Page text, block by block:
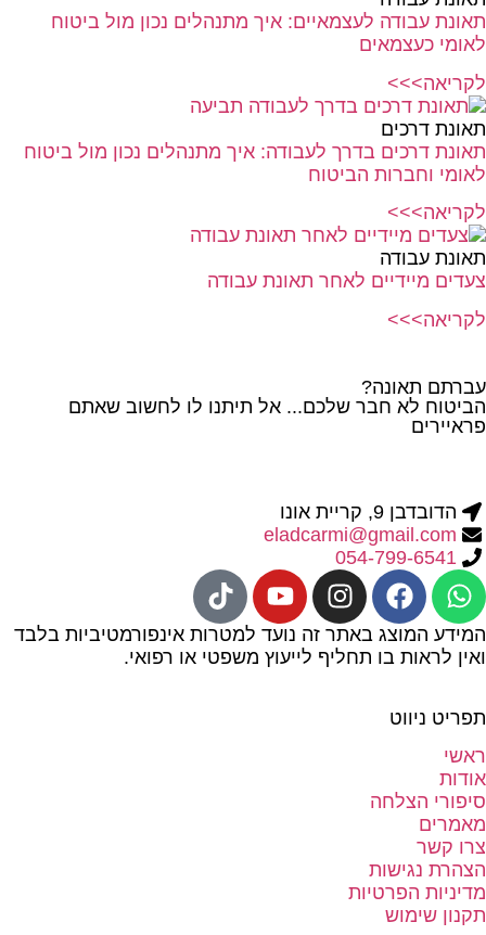
תאונת עבודה לעצמאיים: איך מתנהלים נכון מול ביטוח
לאומי כעצמאים
לקריאה>>>
תאונת דרכים
תאונת דרכים בדרך לעבודה: איך מתנהלים נכון מול ביטוח
לאומי וחברות הביטוח
לקריאה>>>
תאונת עבודה
צעדים מיידיים לאחר תאונת עבודה
לקריאה>>>
עברתם תאונה?
הביטוח לא חבר שלכם... אל תיתנו לו לחשוב שאתם
פראיירים
הדובדבן 9, קריית אונו
eladcarmi@gmail.com
054-799-6541
המידע המוצג באתר זה נועד למטרות אינפורמטיביות בלבד
ואין לראות בו תחליף לייעוץ משפטי או רפואי.
תפריט ניווט
ראשי
אודות
סיפורי הצלחה
מאמרים
צרו קשר
הצהרת נגישות
מדיניות הפרטיות
תקנון שימוש